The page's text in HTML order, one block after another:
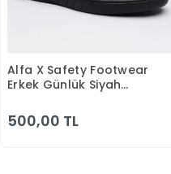
Sepete Ekle
Alfa X Safety Footwear
Erkek Günlük Siyah
500,00 TL